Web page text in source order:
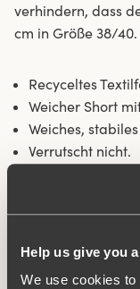
Help us give you
We use cookies
verhindern, dass
cm in Größe 38/
Recyceltes
Weicher Short
Weiches,
Verrutscht nicht.
Diskrete
Material: 80%
Waschanleitungen: